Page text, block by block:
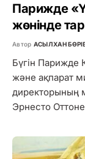
Парижде
жөнінде
Автор АСЫЛХАН
Бүгін Парижде
және ақпарат
директорының
Эрнесто